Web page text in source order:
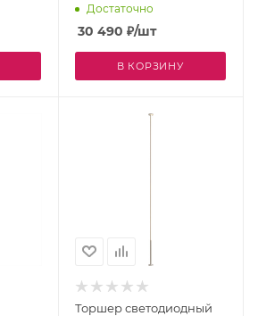
Достаточно
30 490 ₽/шт
В КОРЗИНУ
Торшер светодиодный